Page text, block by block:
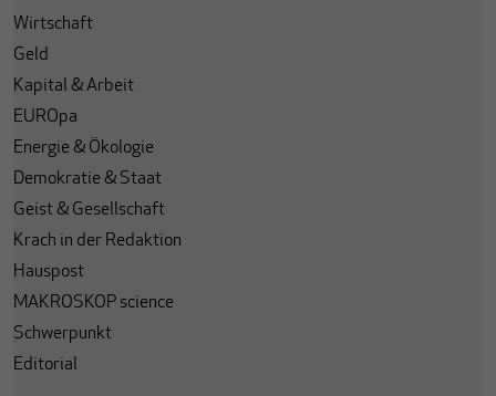
Wirtschaft
Geld
Kapital & Arbeit
EUROpa
Energie & Ökologie
Demokratie & Staat
Geist & Gesellschaft
Krach in der Redaktion
Hauspost
MAKROSKOP science
Schwerpunkt
Editorial